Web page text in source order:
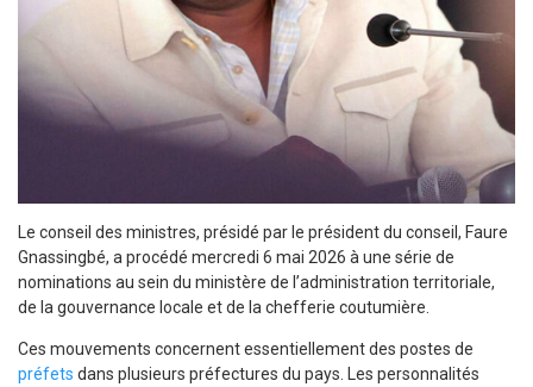
Le conseil des ministres, présidé par le président du conseil, Faure
Gnassingbé, a procédé mercredi 6 mai 2026 à une série de
nominations au sein du ministère de l’administration territoriale,
de la gouvernance locale et de la chefferie coutumière.
Ces mouvements concernent essentiellement des postes de
préfets dans plusieurs préfectures du pays. Les personnalités